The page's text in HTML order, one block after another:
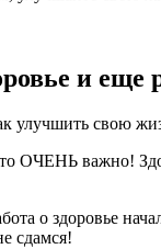
и еще
ОЧЕНЬ важно!
о здоровье
сдамся!